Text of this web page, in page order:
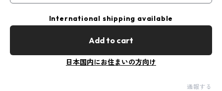
International shipping available
Add to cart
日本国内にお住まいの方向け
通報する